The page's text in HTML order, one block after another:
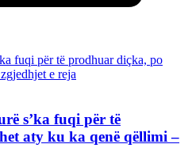
s’ka fuqi për të
aty ku ka qenë qëllimi –